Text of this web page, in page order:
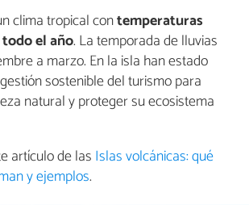
clima tropical contemperaturas
el año. La temporada de lluvias
a marzo. En la isla han estado
sostenible del turismo para
natural y proteger su ecosistema
artículo de las Islas volcánicas: qué
y ejemplos.